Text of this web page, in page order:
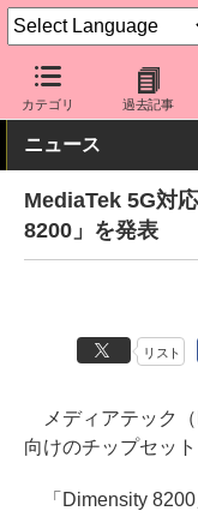
カテゴリ 過去記事
ケータイ Watch 最新
ニュース
MediaTek 5G対
8200」を発表
リスト
メディアテック（
向けのチップセッ
「Dimensity 8200